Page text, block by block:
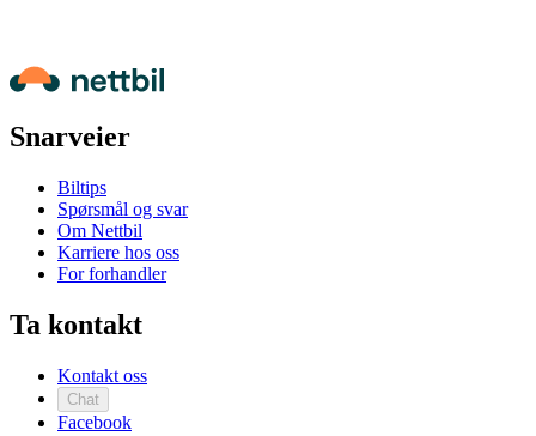
Snarveier
Biltips
Spørsmål og svar
Om Nettbil
Karriere hos oss
For forhandler
Ta kontakt
Kontakt oss
Chat
Facebook